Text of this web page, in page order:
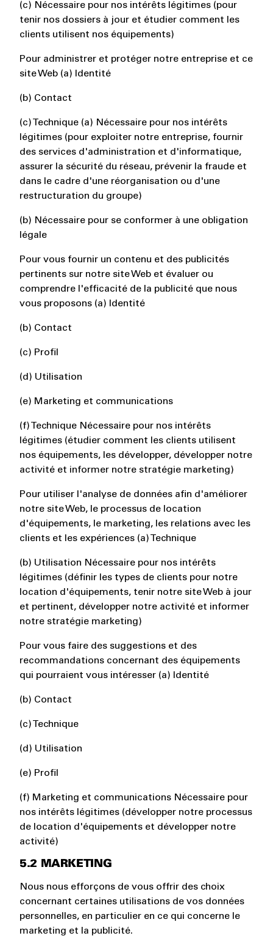
(c) Nécessaire pour nos intérêts légitimes (pour
tenir nos dossiers à jour et étudier comment les
clients utilisent nos équipements)
Pour administrer et protéger notre entreprise et ce
site Web (a) Identité
(b) Contact
(c) Technique (a) Nécessaire pour nos intérêts
légitimes (pour exploiter notre entreprise, fournir
des services d'administration et d'informatique,
assurer la sécurité du réseau, prévenir la fraude et
dans le cadre d'une réorganisation ou d'une
restructuration du groupe)
(b) Nécessaire pour se conformer à une obligation
légale
Pour vous fournir un contenu et des publicités
pertinents sur notre site Web et évaluer ou
comprendre l'efficacité de la publicité que nous
vous proposons (a) Identité
(b) Contact
(c) Profil
(d) Utilisation
(e) Marketing et communications
(f) Technique Nécessaire pour nos intérêts
légitimes (étudier comment les clients utilisent
nos équipements, les développer, développer notre
activité et informer notre stratégie marketing)
Pour utiliser l'analyse de données afin d'améliorer
notre site Web, le processus de location
d'équipements, le marketing, les relations avec les
clients et les expériences (a) Technique
(b) Utilisation Nécessaire pour nos intérêts
légitimes (définir les types de clients pour notre
location d'équipements, tenir notre site Web à jour
et pertinent, développer notre activité et informer
notre stratégie marketing)
Pour vous faire des suggestions et des
recommandations concernant des équipements
qui pourraient vous intéresser (a) Identité
(b) Contact
(c) Technique
(d) Utilisation
(e) Profil
(f) Marketing et communications Nécessaire pour
nos intérêts légitimes (développer notre processus
de location d'équipements et développer notre
activité)
5.2 MARKETING
Nous nous efforçons de vous offrir des choix
concernant certaines utilisations de vos données
personnelles, en particulier en ce qui concerne le
marketing et la publicité.